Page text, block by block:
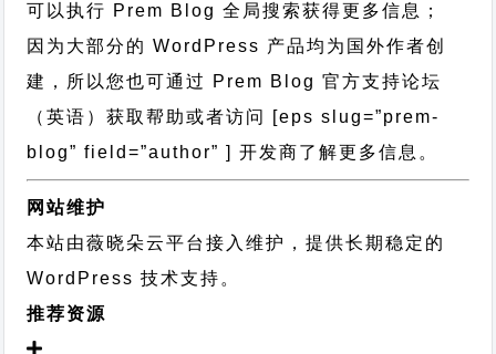
可以执行 Prem Blog 全局搜索获得更多信息；
因为大部分的 WordPress 产品均为国外作者创
建，所以您也可通过 Prem Blog 官方支持论坛
（英语）获取帮助或者访问 [eps slug=”prem-
blog” field=”author” ] 开发商了解更多信息。
网站维护
本站由薇晓朵云平台接入维护，提供长期稳定的
WordPress 技术支持 。
推荐资源